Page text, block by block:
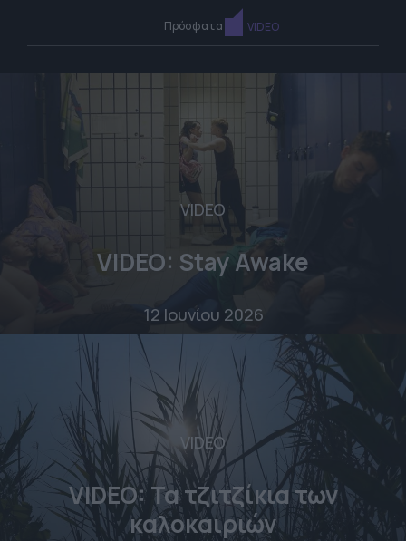
Πρόσφατα VIDEO
VIDEO
VIDEO: Stay Awake
12 Ιουνίου 2026
VIDEO
VIDEO: Τα τζιτζίκια των
καλοκαιριών